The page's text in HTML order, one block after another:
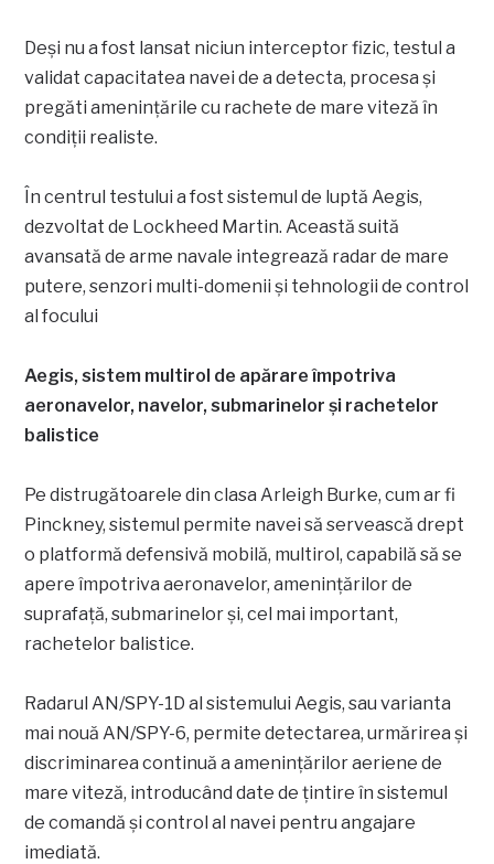
Deși nu a fost lansat niciun interceptor fizic, testul a
validat capacitatea navei de a detecta, procesa și
pregăti amenințările cu rachete de mare viteză în
condiții realiste.
În centrul testului a fost sistemul de luptă Aegis,
dezvoltat de Lockheed Martin. Această suită
avansată de arme navale integrează radar de mare
putere, senzori multi-domenii și tehnologii de control
al focului
Aegis, sistem multirol de apărare împotriva
aeronavelor, navelor, submarinelor și rachetelor
balistice
Pe distrugătoarele din clasa Arleigh Burke, cum ar fi
Pinckney, sistemul permite navei să servească drept
o platformă defensivă mobilă, multirol, capabilă să se
apere împotriva aeronavelor, amenințărilor de
suprafață, submarinelor și, cel mai important,
rachetelor balistice.
Radarul AN/SPY-1D al sistemului Aegis, sau varianta
mai nouă AN/SPY-6, permite detectarea, urmărirea și
discriminarea continuă a amenințărilor aeriene de
mare viteză, introducând date de țintire în sistemul
de comandă și control al navei pentru angajare
imediată.